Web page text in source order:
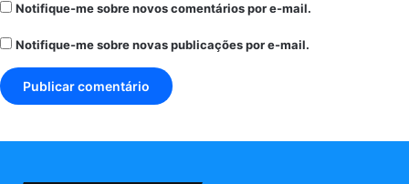
Notifique-me sobre novos comentários por e-mail.
Notifique-me sobre novas publicações por e-mail.